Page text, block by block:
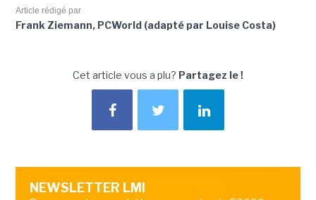
Article rédigé par
Frank Ziemann, PCWorld (adapté par Louise Costa)
Cet article vous a plu? Partagez le !
NEWSLETTER LMI